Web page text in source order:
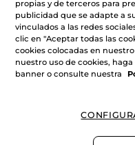
propias y de terceros para
publicidad que se adapte a
vinculados a las redes
clic en "Aceptar todas las
cookies colocadas en
nuestro uso de cookies,
banner o consulte nuestra